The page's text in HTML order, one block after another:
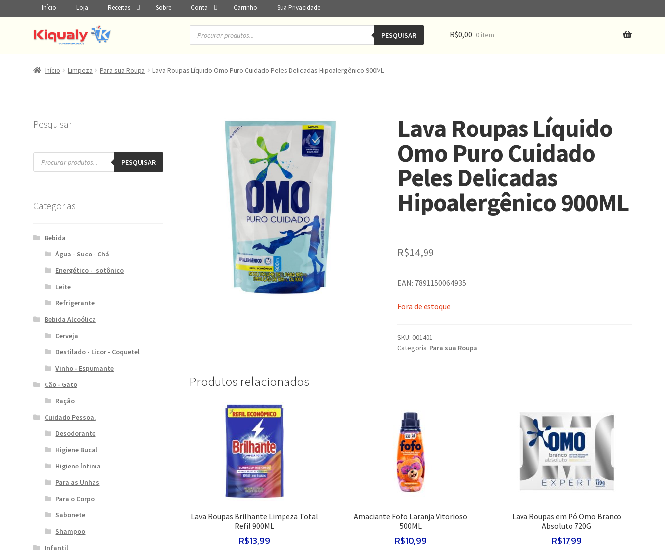
Início Loja Receitas Sobre Conta Carrinho Sua Privacidade
Pesquisar
produtos PESQUISAR R$0,00 0 item
Início Limpeza Para sua Roupa Lava Roupas Líquido Omo Puro Cuidado Peles Delicadas Hipoalergênico 900ML
Lava Roupas Líquido
Omo Puro Cuidado
Peles Delicadas
Hipoalergênico 900ML
R$14,99
EAN: 7891150064935
Fora de estoque
SKU:001401
Categoria: Para sua Roupa
Produtos relacionados
Lava Roupas Brilhante Limpeza Total
Refil 900ML
R$13,99
Amaciante Fofo Laranja Vitorioso
500ML
R$10,99
Lava Roupas em Pó Omo Branco
Absoluto 720G
R$17,99
Pesquisar
Pesquisar
produtos PESQUISAR
Categorias
Bebida
Água - Suco - Chá
Energético - Isotônico
Leite
Refrigerante
Bebida Alcoólica
Cerveja
Destilado - Licor - Coquetel
Vinho - Espumante
Cão - Gato
Ração
Cuidado Pessoal
Desodorante
Higiene Bucal
Higiene Íntima
Para as Unhas
Para o Corpo
Sabonete
Shampoo
Infantil